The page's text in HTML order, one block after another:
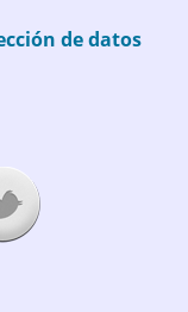
de datos